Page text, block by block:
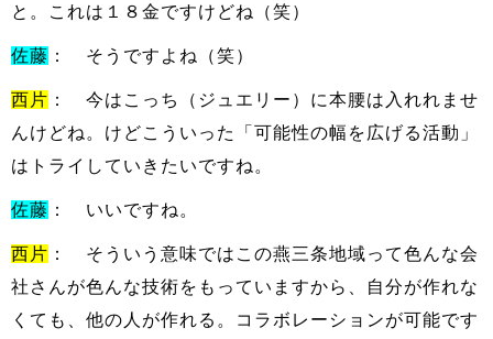
と。これは１８金ですけどね（笑）
佐藤 ： そうですよね（笑）
西片 ： 今はこっち（ジュエリー）に本腰は入れれませ
んけどね。けどこういった「可能性の幅を広げる活動」
はトライしていきたいですね。
佐藤 ： いいですね。
西片 ： そういう意味ではこの燕三条地域って色んな会
社さんが色んな技術をもっていますから、自分が作れな
くても、他の人が作れる。コラボレーションが可能です